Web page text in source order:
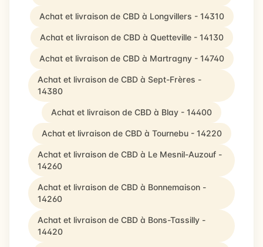
Achat et livraison de CBD à Longvillers - 14310
Achat et livraison de CBD à Quetteville - 14130
Achat et livraison de CBD à Martragny - 14740
Achat et livraison de CBD à Sept-Frères -
14380
Achat et livraison de CBD à Blay - 14400
Achat et livraison de CBD à Tournebu - 14220
Achat et livraison de CBD à Le Mesnil-Auzouf -
14260
Achat et livraison de CBD à Bonnemaison -
14260
Achat et livraison de CBD à Bons-Tassilly -
14420